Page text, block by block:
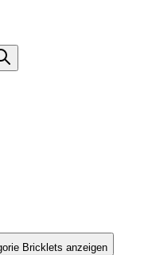
Bricklets anzeigen